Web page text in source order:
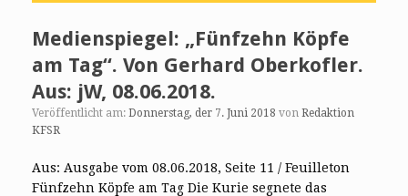
Medienspiegel: „Fünfzehn Köpfe
am Tag“. Von Gerhard Oberkofler.
Aus: jW, 08.06.2018.
Veröffentlicht am: Donnerstag, der 7. Juni 2018 von Redaktion
KFSR
Aus: Ausgabe vom 08.06.2018, Seite 11 / Feuilleton
Fünfzehn Köpfe am Tag Die Kurie segnete das